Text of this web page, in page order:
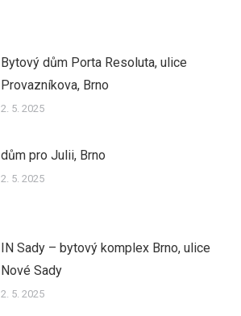
Bytový dům Porta Resoluta, ulice
Provazníkova, Brno
2. 5. 2025
dům pro Julii, Brno
2. 5. 2025
IN Sady – bytový komplex Brno, ulice
Nové Sady
2. 5. 2025